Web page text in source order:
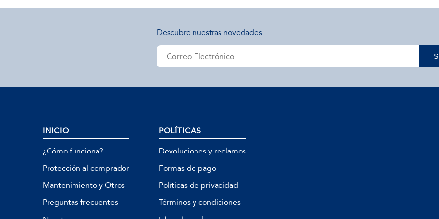
Descubre nuestras novedades
INICIO
¿Cómo funciona?
Protección al comprador
Mantenimiento y Otros
Preguntas frecuentes
POLÍTICAS
Devoluciones y reclamos
Formas de pago
Políticas de privacidad
Términos y condiciones